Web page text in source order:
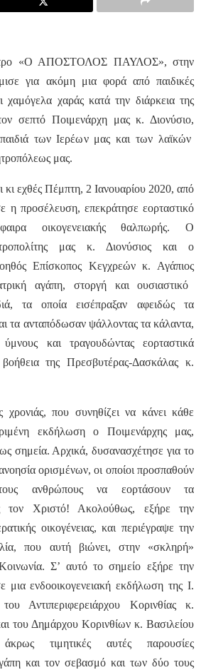
«Ο ΑΠΟΣΤΟΛΟΣ ΠΑΥΛΟΣ», στην
για ακόμη μια φορά από παιδικές
χαμόγελα χαράς κατά την διάρκεια της
σεπτό Ποιμενάρχη μαςκ. Διονύσιο,
των Ιερέων μας και των λαϊκών
μας.
εχθές Πέμπτη, 2 Ιανουαρίου 2020, από
η προσέλευση, επεκράτησε εορταστικό
οικογενειακής θαλπωρής. Ο
μας κ. Διονύσιος και ο
Επίσκοπος Κεγχρεώνκ. Αγάπιος
αγάπη, στοργή και ουσιαστικό
τα οποία εισέπραξαν αφειδώς τα
τα ανταπόδωσαν ψάλλοντας τα κάλαντα,
ύμνους και τραγουδώντας εορταστικά
της Πρεσβυτέρας-Δασκάλας κ.
χρονιάς, που συνηθίζει να κάνει κάθε
εκδήλωση ο Ποιμενάρχης μας,
σημεία. Αρχικά, δυσανασχέτησε για το
ορισμένων, οι οποίοι προσπαθούν
ανθρώπους να εορτάσουν τα
τον Χριστό! Ακολούθως, εξήρε την
οικογένειας, και περιέγραψε την
που αυτή βιώνει, στην «σκληρή»
Σ’ αυτό το σημείο εξήρε την
μια ενδοοικογενειακή εκδήλωση της Ι.
Αντιπεριφερειάρχου Κορινθίας κ.
του Δημάρχου Κορινθίων κ. Βασιλείου
τιμητικές αυτές παρουσίες
και τον σεβασμό και των δύο τους